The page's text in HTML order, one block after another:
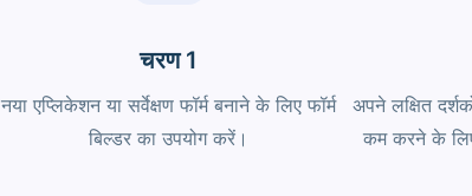
चरण 1
नया एप्लिकेशन या सर्वेक्षण फॉर्म बनाने के लिए फॉर्म
बिल्डर का उपयोग करें।
अपने लक्षित
कम करने के